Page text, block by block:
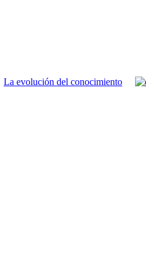
La evolución del conocimiento